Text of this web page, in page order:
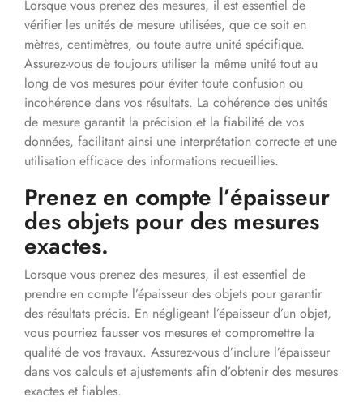
Lorsque vous prenez des mesures, il est essentiel de
vérifier les unités de mesure utilisées, que ce soit en
mètres, centimètres, ou toute autre unité spécifique.
Assurez-vous de toujours utiliser la même unité tout au
long de vos mesures pour éviter toute confusion ou
incohérence dans vos résultats. La cohérence des unités
de mesure garantit la précision et la fiabilité de vos
données, facilitant ainsi une interprétation correcte et une
utilisation efficace des informations recueillies.
Prenez en compte l’épaisseur
des objets pour des mesures
exactes.
Lorsque vous prenez des mesures, il est essentiel de
prendre en compte l’épaisseur des objets pour garantir
des résultats précis. En négligeant l’épaisseur d’un objet,
vous pourriez fausser vos mesures et compromettre la
qualité de vos travaux. Assurez-vous d’inclure l’épaisseur
dans vos calculs et ajustements afin d’obtenir des mesures
exactes et fiables.